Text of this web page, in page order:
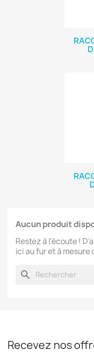
Aucun produit
Restez à l'écoute !
ici au fur et à mesure
search
Recevez nos